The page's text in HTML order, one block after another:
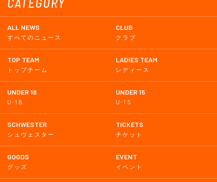
ALL NEWS
すべてのニュース
CLUB
クラブ
TOP TEAM
トップチーム
LADIES TEAM
レディース
UNDER 18
U-18
UNDER 15
U-15
SCHWESTER
シュヴェスター
TICKETS
チケット
GOODS
グッズ
EVENT
イベント